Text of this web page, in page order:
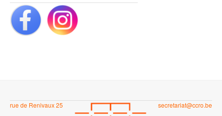
rue de Renivaux 25
secretariat@ccro.be